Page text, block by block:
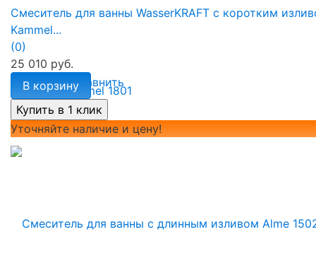
избранное сравнить
Смеситель для ванны WasserKRAFT с коротким
Kammel...
(0)
25 010 руб.
В корзину
Уточняйте наличие и цену!